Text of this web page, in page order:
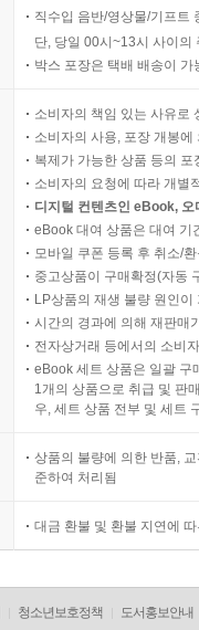
직수입 음반/영상물/기프트
단, 당일 00시~13시 사이의
박스 포장은 택배 배송이
소비자의 책임 있는 사유로
소비자의 사용, 포장 개봉
복제가 가능한 상품 등의
소비자의 요청에 따라 개별
디지털 컨텐츠인 eBook,
eBook 대여 상품은 대여 기
모바일 쿠폰 등록 후 취소/
중고상품이 구매확정(자동
LP상품의 재생 불량 원인
시간의 경과에 의해 재판매
전자상거래 등에서의 소비
eBook 세트 상품은 일괄 구
1개의 상품으로 취급 및 판
우, 세트 상품 전부 및 세트
상품의 불량에 의한 반품,
준하여 처리됨
대금 환불 및 환불 지연에
청소년보호정책 도서홍보안내